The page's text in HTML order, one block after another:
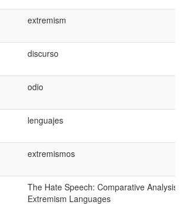
extremism
discurso
odio
lenguajes
extremismos
The Hate Speech: Comparative Analysis
Extremism Languages